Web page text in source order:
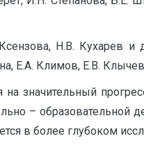
Н.В. Кухарев и
Е.А. Климов, Е.В.
значительный
–
в более глубоком